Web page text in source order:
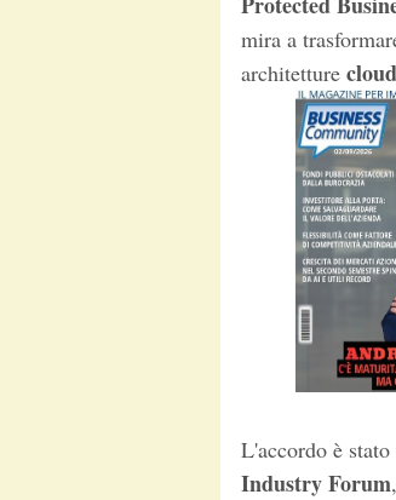
mira a
architetture cloud
L'accordo è
Industry Forum